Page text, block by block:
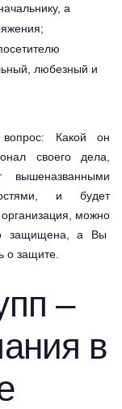
а
любезный и
Какой он
своего дела,
вышеназванными
и будет
можно
защищена, а Вы
о защите.
–
в